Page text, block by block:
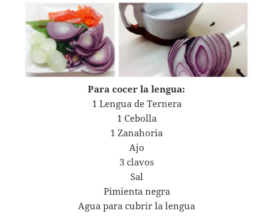
Para cocer la lengua:
1 Lengua de Ternera
1 Cebolla
1 Zanahoria
Ajo
3 clavos
Sal
Pimienta negra
Agua para cubrir la lengua